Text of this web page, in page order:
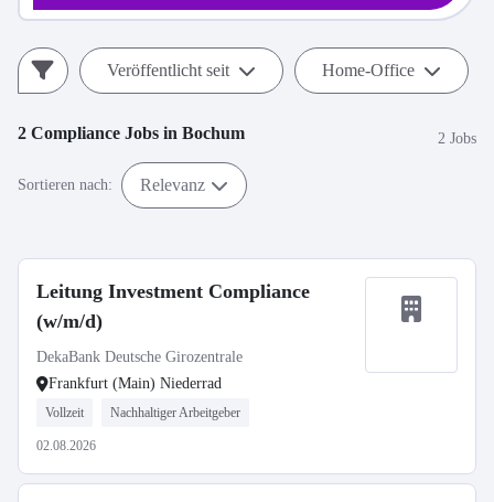
Veröffentlicht seit Home-Office
2 Compliance Jobs in Bochum 2 Jobs
Sortieren nach: Relevanz
Leitung Investment Compliance
(w/m/d)
DekaBank Deutsche Girozentrale
Frankfurt (Main) Niederrad
Vollzeit Nachhaltiger Arbeitgeber
02.08.2026